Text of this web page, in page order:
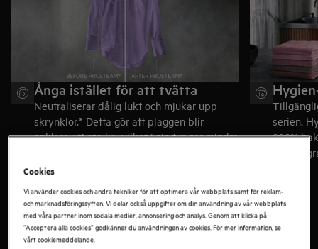
Ånga istället för att tvätta
Neutraliserar dålig lukt och mjukar upp
skrynklor.* Detta gör att plaggen blir
enklare att stryka, vilket i sin tur ger mindre
serien.
99,9%
Cookies
Vi använder cookies och andra tekniker för att optimera vår webbplats samt för reklam-
och marknadsföringssyften. Vi delar också uppgifter om din användning av vår webbplats
med våra partner inom sociala medier, annonsering och analys. Genom att klicka på
”Acceptera alla cookies” godkänner du användningen av cookies. För mer information, se
vårt cookiemeddelande.